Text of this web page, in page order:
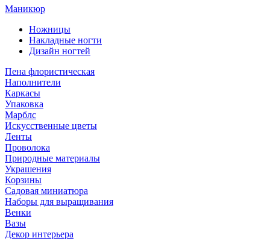
Маникюр
Ножницы
Накладные ногти
Дизайн ногтей
Пена флористическая
Наполнители
Каркасы
Упаковка
Марблс
Искусственные цветы
Ленты
Проволока
Природные материалы
Украшения
Корзины
Садовая миниатюра
Наборы для выращивания
Венки
Вазы
Декор интерьера